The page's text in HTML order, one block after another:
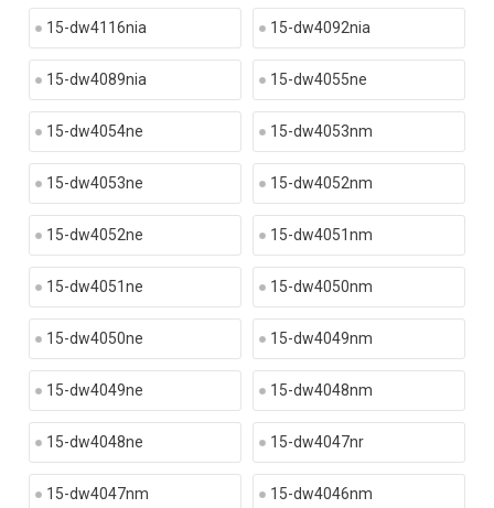
15-dw4116nia 15-dw4092nia
15-dw4089nia 15-dw4055ne
15-dw4054ne 15-dw4053nm
15-dw4053ne 15-dw4052nm
15-dw4052ne 15-dw4051nm
15-dw4051ne 15-dw4050nm
15-dw4050ne 15-dw4049nm
15-dw4049ne 15-dw4048nm
15-dw4048ne 15-dw4047nr
15-dw4047nm 15-dw4046nm